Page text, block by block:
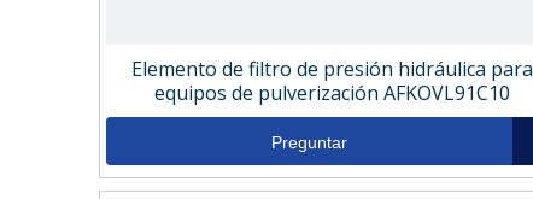
Elemento de filtro de presión hidráulica para
equipos de pulverización AFKOVL91C10
Preguntar